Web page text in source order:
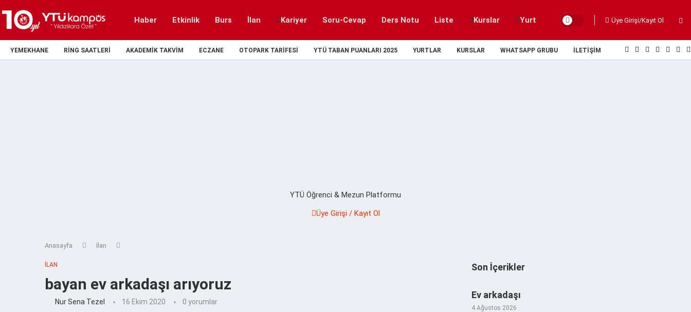
Haber Etkinlik Burs İlan Kariyer Soru-Cevap Ders Notu Liste Kurslar Yurt Üye Girişi/Kayıt Ol
YEMEKHANE RING SAATLERI AKADEMIK TAKVIM ECZANE OTOPARK TARIFESI YTÜ TABAN PUANLARI 2025 YURTLAR KURSLAR WHATSAPP GRUBU İLETIŞIM
YTÜ Öğrenci & Mezun Platformu
Üye Girişi / Kayıt Ol
Anasayfa İlan
İLAN
bayan ev arkadaşı arıyoruz
Nur Sena Tezel 16 Ekim 2020 0 yorumlar
Son İçerikler
Ev arkadaşı
4 Ağustos 2026